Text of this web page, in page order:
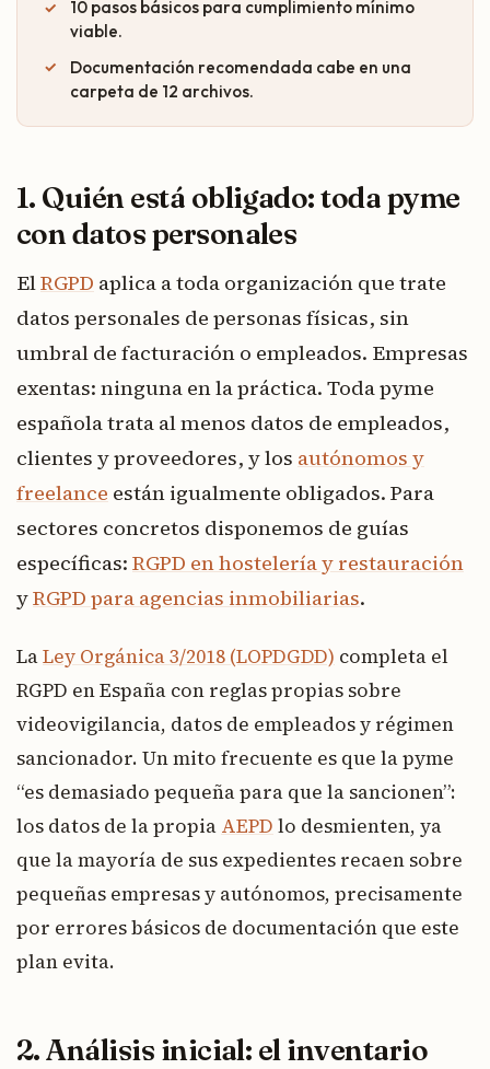
10 pasos básicos para cumplimiento mínimo
viable.
Documentación recomendada cabe en una
carpeta de 12 archivos.
1. Quién está obligado: toda pyme
con datos personales
ElRGPD aplica a toda organización que trate
datos personales de personas físicas, sin
umbral de facturación o empleados. Empresas
exentas: ninguna en la práctica. Toda pyme
española trata al menos datos de empleados,
clientes y proveedores, y los autónomos y
freelance están igualmente obligados. Para
sectores concretos disponemos de guías
específicas: RGPD en hostelería y restauración
yRGPD para agencias inmobiliarias.
LaLey Orgánica 3/2018 (LOPDGDD) completa el
RGPD en España con reglas propias sobre
videovigilancia, datos de empleados y régimen
sancionador. Un mito frecuente es que la pyme
“es demasiado pequeña para que la sancionen”:
los datos de la propia AEPD lo desmienten, ya
que la mayoría de sus expedientes recaen sobre
pequeñas empresas y autónomos, precisamente
por errores básicos de documentación que este
plan evita.
2. Análisis inicial: el inventario